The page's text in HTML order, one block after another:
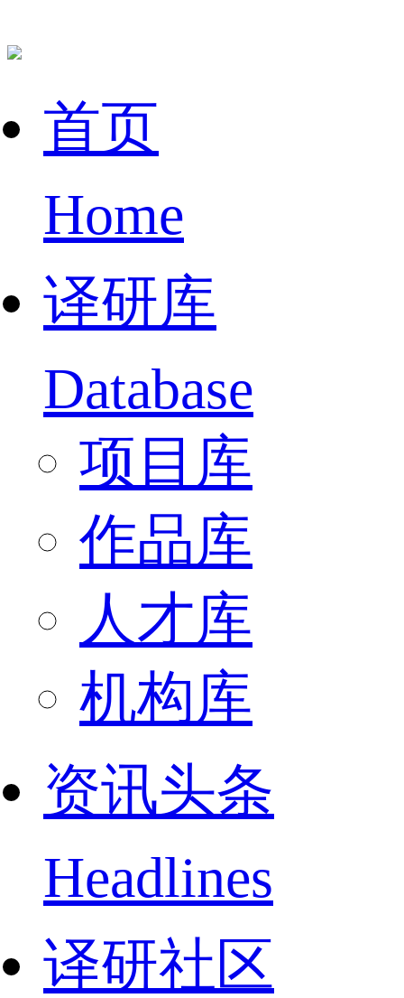
首页
Home
译研库
Database
项目库
作品库
人才库
机构库
资讯头条
Headlines
译研社区